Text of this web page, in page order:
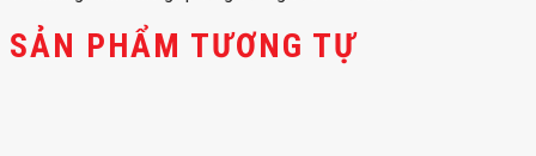
SẢN PHẨM TƯƠNG TỰ